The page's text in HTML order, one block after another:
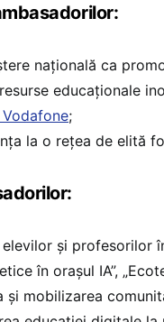
națională ca
educaționale
;
la o rețea de elită
elevilor și profesorilor
în orașul IA”,
și mobilizarea